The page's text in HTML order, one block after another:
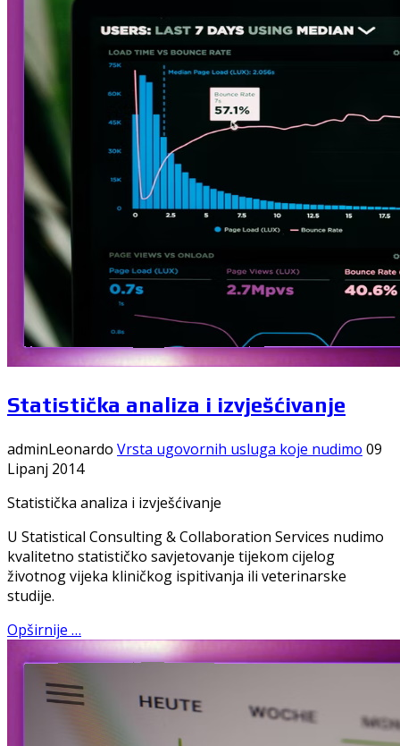
Statistička analiza i izvješćivanje
adminLeonardo Vrsta ugovornih usluga koje nudimo 09
Lipanj 2014
Statistička analiza i izvješćivanje
U Statistical Consulting & Collaboration Services nudimo
kvalitetno statističko savjetovanje tijekom cijelog
životnog vijeka kliničkog ispitivanja ili veterinarske
studije.
Opširnije …